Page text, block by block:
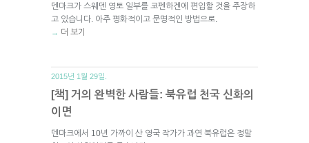
덴마크가 스웨덴 영토 일부를 코펜하겐에 편입할 것을 주장하
고 있습니다. 아주 평화적이고 문명적인 방법으로.
→ 더 보기
2015년 1월 29일.
[책] 거의 완벽한 사람들: 북유럽 천국 신화의
이면
덴마크에서 10년 가까이 산 영국 작가가 과연 북유럽은 정말